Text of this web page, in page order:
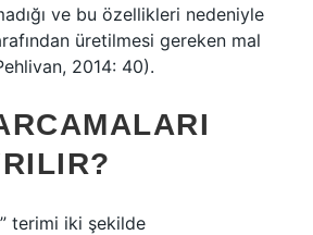
ve bu özellikleri nedeniyle
üretilmesi gereken mal
2014: 40).
terimi iki şekilde